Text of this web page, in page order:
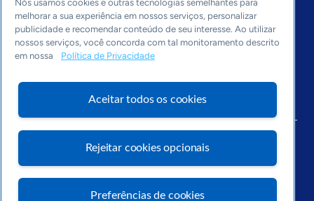
Editorias
Economia & Política
Inovação & Tecnologia
Cultura empreendedora
Arquivo
Nós usamos cookies e outras tecnologias semelhantes para
melhorar a sua experiência em nossos serviços, personalizar
publicidade e recomendar conteúdo de seu interesse. Ao utilizar
nossos serviços, você concorda com tal monitoramento descrito
em nossa
Política de Privacidade
Aceitar todos os cookies
Rejeitar cookies opcionais
Preferências de cookies